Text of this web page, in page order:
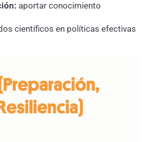
aportar conocimiento
científicos en políticas efectivas